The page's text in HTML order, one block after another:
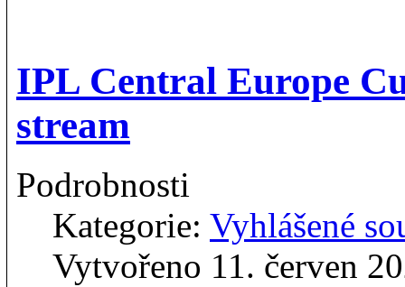
IPL Central Europe
stream
Podrobnosti
Kategorie: Vyhlášené
Vytvořeno 11. červen